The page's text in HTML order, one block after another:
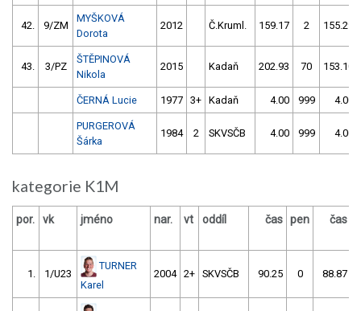
42. 9/ZM
MYŠKOVÁ
Dorota
2012 Č.Kruml. 159.17 2 155.29
43. 3/PZ
ŠTĚPINOVÁ
Nikola
2015 Kadaň 202.93 70 153.10
ČERNÁ Lucie 1977 3+ Kadaň 4.00 999 4.00
PURGEROVÁ
Šárka
1984 2 SKVSČB 4.00 999 4.00
kategorie K1M
por. vk jméno nar. vt oddíl čas pen čas
1. 1/U23
TURNER
Karel
2004 2+ SKVSČB 90.25 0 88.87